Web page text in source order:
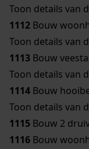
Toon details van
1112 Bouw
Toon details van
1113 Bouw
Toon details van
1114 Bouw
Toon details van
1115 Bouw 2
1116 Bouw